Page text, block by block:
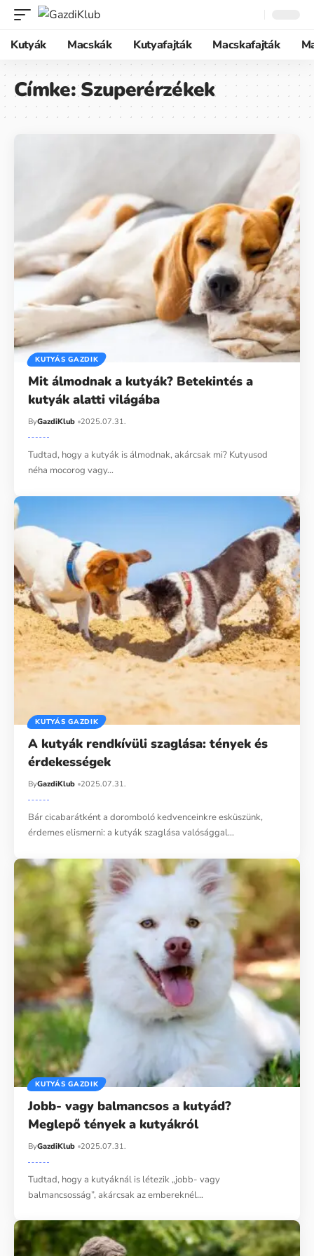
Kutyák Macskák Kutyafajták Macskafajták
Címke:Szuperérzékek
KUTYÁS GAZDIK
Mit álmodnak a kutyák? Betekintés a
kutyák alatti világába
ByGazdiKlub 2025.07.31.
Tudtad, hogy a kutyák is álmodnak, akárcsak mi? Kutyusod
néha mocorog vagy…
KUTYÁS GAZDIK
A kutyák rendkívüli szaglása: tények és
érdekességek
ByGazdiKlub 2025.07.31.
Bár cicabarátként a doromboló kedvenceinkre esküszünk,
érdemes elismerni: a kutyák szaglása valósággal…
KUTYÁS GAZDIK
Jobb- vagy balmancsos a kutyád?
Meglepő tények a kutyákról
ByGazdiKlub 2025.07.31.
Tudtad, hogy a kutyáknál is létezik „jobb- vagy
balmancsosság”, akárcsak az embereknél…